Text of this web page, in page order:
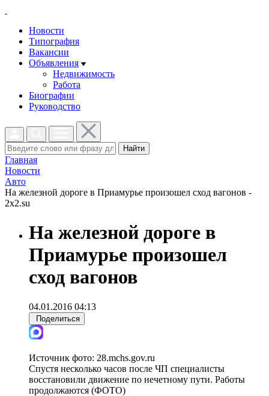
Новости
Типография
Вакансии
Объявления
Недвижимость
Работа
Биографии
Руководство
Найти
Главная
Новости
Авто
На железной дороге в Приамурье произошел сход вагонов -
2x2.su
На железной дороге в
Приамурье произошел
сход вагонов
04.01.2016 04:13
Поделиться
Источник фото: 28.mchs.gov.ru
Спустя несколько часов после ЧП специалисты
восстановили движение по нечетному пути. Работы
продолжаются (ФОТО)